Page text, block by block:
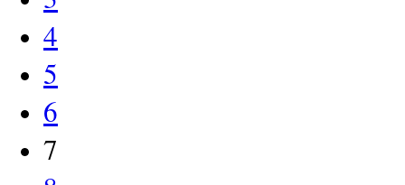
4
5
6
7